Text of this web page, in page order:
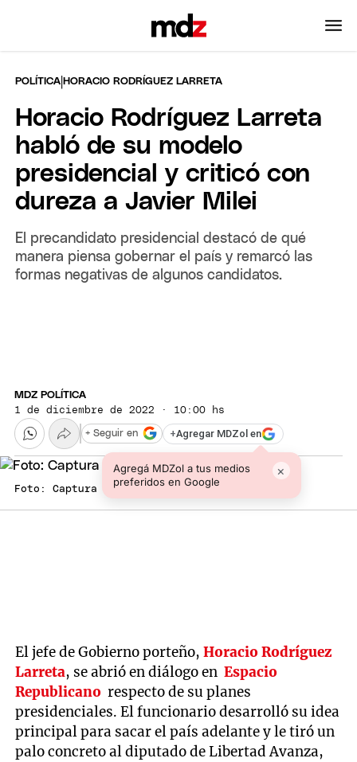
POLÍTICA |HORACIO RODRÍGUEZ LARRETA
Horacio Rodríguez Larreta
habló de su modelo
presidencial y criticó con
dureza a Javier Milei
El precandidato presidencial destacó de qué
manera piensa gobernar el país y remarcó las
formas negativas de algunos candidatos.
MDZ POLÍTICA
1 de diciembre de 2022 · 10:00 hs
+Agregar MDZol en
Agregá MDZol a tus medios
preferidos en Google
×
+ Seguir en
Foto: Captura de Pantalla
El jefe de Gobierno porteño,Horacio Rodríguez
Larreta, se abrió en diálogo en Espacio
Republicano respecto de su planes
presidenciales. El funcionario desarrolló su idea
principal para sacar el país adelante y le tiró un
palo concreto al diputado de Libertad Avanza,